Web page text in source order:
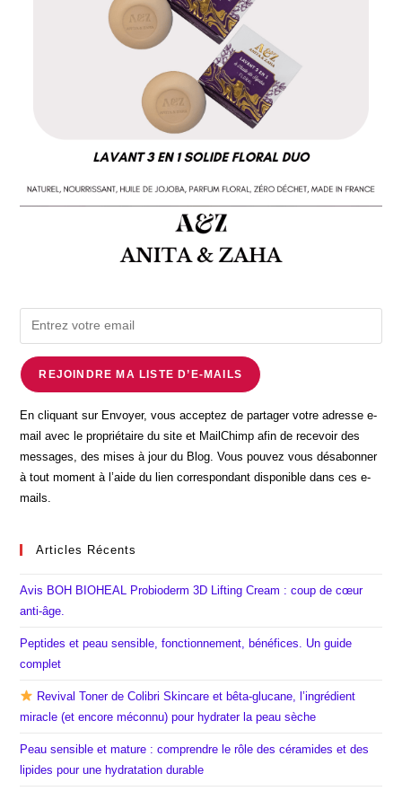
REJOINDRE MA LISTE D’E-MAILS
En cliquant sur Envoyer, vous acceptez de partager votre adresse e-
mail avec le propriétaire du site et MailChimp afin de recevoir des
messages, des mises à jour du Blog. Vous pouvez vous désabonner
à tout moment à l’aide du lien correspondant disponible dans ces e-
mails.
Articles Récents
Avis BOH BIOHEAL Probioderm 3D Lifting Cream : coup de cœur
anti-âge.
Peptides et peau sensible, fonctionnement, bénéfices. Un guide
complet
Revival Toner de Colibri Skincare et bêta-glucane, l’ingrédient
miracle (et encore méconnu) pour hydrater la peau sèche
Peau sensible et mature : comprendre le rôle des céramides et des
lipides pour une hydratation durable